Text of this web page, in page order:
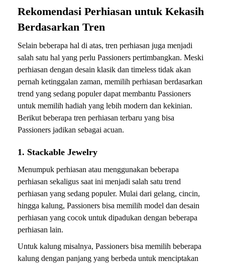
Rekomendasi Perhiasan untuk Kekasih
Berdasarkan Tren
Selain beberapa hal di atas, tren perhiasan juga menjadi
salah satu hal yang perlu Passioners pertimbangkan. Meski
perhiasan dengan desain klasik dan timeless tidak akan
pernah ketinggalan zaman, memilih perhiasan berdasarkan
trend yang sedang populer dapat membantu Passioners
untuk memilih hadiah yang lebih modern dan kekinian.
Berikut beberapa tren perhiasan terbaru yang bisa
Passioners jadikan sebagai acuan.
1. Stackable Jewelry
Menumpuk perhiasan atau menggunakan beberapa
perhiasan sekaligus saat ini menjadi salah satu trend
perhiasan yang sedang populer. Mulai dari gelang, cincin,
hingga kalung, Passioners bisa memilih model dan desain
perhiasan yang cocok untuk dipadukan dengan beberapa
perhiasan lain.
Untuk kalung misalnya, Passioners bisa memilih beberapa
kalung dengan panjang yang berbeda untuk menciptakan